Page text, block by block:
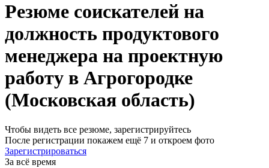
Резюме соискателей на
должность продуктового
менеджера на проектную
работу в Агрогородке
(Московская область)
Чтобы видеть все резюме, зарегистрируйтесь
После регистрации покажем ещё 7 и откроем фото
Зарегистрироваться
За всё время